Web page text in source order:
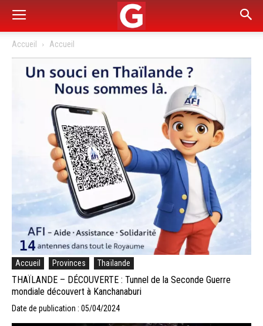
Accueil Accueil
Accueil Provinces Thaïlande
THAÏLANDE – DÉCOUVERTE : Tunnel de la Seconde Guerre
mondiale découvert à Kanchanaburi
Date de publication : 05/04/2024